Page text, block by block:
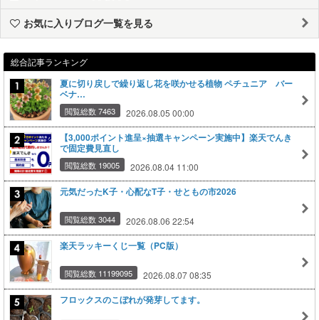
お気に入りブログ一覧を見る
総合記事ランキング
夏に切り戻しで繰り返し花を咲かせる植物 ペチュニア バー
ベナ…
閲覧総数 7463 2026.08.05 00:00
【3,000ポイント進呈×抽選キャンペーン実施中】楽天でんき
で固定費見直し
閲覧総数 19005 2026.08.04 11:00
元気だったK子・心配なT子・せともの市2026
閲覧総数 3044 2026.08.06 22:54
楽天ラッキーくじ一覧（PC版）
閲覧総数 11199095 2026.08.07 08:35
フロックスのこぼれが発芽してます。